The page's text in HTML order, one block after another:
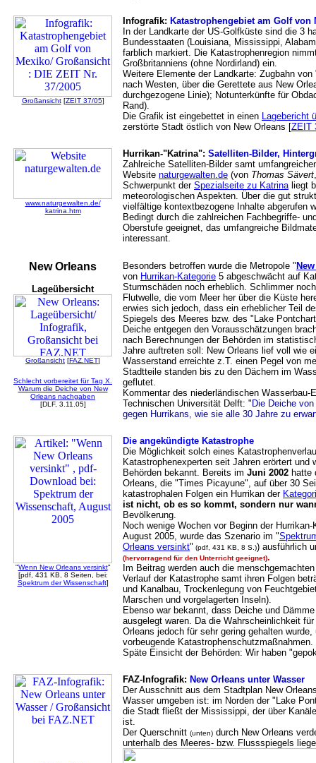
Großansicht[ZEIT 37/05]
Infografik: Katastrophengebiet am Golf von
In der Landkarte der US-Golfküste sind die 3
Bundesstaaten (Louisiana, Mississippi,
farblich markiert. Die Katastrophenregion
Großbritanniens (ohne Nordirland) ein.
Weitere Elemente der Landkarte: Zugbahn
nach Westen, über die Gerettete aus New
durchgezogene Linie); Notunterkünfte für
Rand).
Die Grafik ist eingebettet in einen Lagebericht
zerstörte Stadt östlich von New Orleans [ZEIT
www.naturgewalten.de/
katrina.htm
Hurrikan-"Katrina": Satelliten-Bilder,
Zahlreiche Satelliten-Bilder samt
Website naturgewalten.de (von Thomas Sävert
Schwerpunkt der Spezialseite zu Katrinaliegt
meteorologischen Aspekten. Über die gut
vielfältige kontextbezogene Inhalte abgerufen
Bedingt durch die zahlreichen Fachbegriffe-
Oberstufe geeignet, das umfangreiche
interessant.
New Orleans
Lageübersicht
Großansicht [FAZ.NET]
Schlecht vorbereitet für Tag X.
Warum die Deiche von New
Orleans nachgaben
[DLF, 3.11.05]
Besonders betroffen wurde die Metropole "
von Hurrikan-Kategorie 5 abgeschwächt auf
Sturmschäden noch erheblich. Schlimmer
Flutwelle, die vom Meer her über die Küste
erwies sich jedoch, dass ein erheblicher Teil
Spiegels des Meeres bzw. des "Lake
Deiche entgegen den Vorausschätzungen
nach Berechnungen der Behörden im
Jahre auftreten soll: New Orleans lief voll wie
Wasserstand erreichte z.T. einen Pegel von
Stadtteile standen bis zu den Dächern im
geflutet.
Kommentar des niederländischen Wasserbau-
Technischen Universität Delft: " Die Deiche
gegen Hurrikans, wie sie alle 30 Jahre zu
"Wenn New Orleans versinkt"
[pdf, 431 KB, 8 Seiten, bei:
Spektrum der Wissenschaft]
Die angekündigte Katastrophe
Die Möglichkeit solch eines
Katastrophenexperten seit Jahren erörtert und
Behörden bekannt. Bereits im Juni 2002 hatte
Orleans, die "Times Picayune", auf über 30
katastrophalen Folgen ein Hurrikan der
ist nicht, ob es so kommt, sondern nur
Bevölkerung.
Noch wenige Wochen vor Beginn der
August 2005, wurde das Szenario im "
Orleans versinkt" (pdf, 431 KB, 8 S.)) ausführlich
(hervorragend für den Unterricht geeignet).
Im Beitrag werden auch die
Verlauf der Katastrophe samt ihren Folgen
und Kanalbau, Trockenlegung von
Marschen und vorgelagerten Inseln).
Ebenso war bekannt, dass Deiche und
ausgelegt waren. Da die Wahrscheinlichkeit
Orleans jedoch für sehr gering gehalten wurde,
vorbeugende Katastrophenschutzmaßnahmen.
Späte Einsicht der Behörden: Wir haben
FAZ-Infografik: New Orleans unter Wasser
Der Ausschnitt aus dem Stadtplan New
Wasser umgeben ist: im Norden der "Lake
die Stadt fließt der Mississippi, der über
ist.
Der Querschnitt (unten) durch New Orleans
unterhalb des Meeres- bzw. Flussspiegels